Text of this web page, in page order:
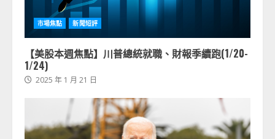
市場焦點 新聞短評
【美股本週焦點】川普總統就職、財報季續跑(1/20-
1/24)
2025 年 1 月 21 日